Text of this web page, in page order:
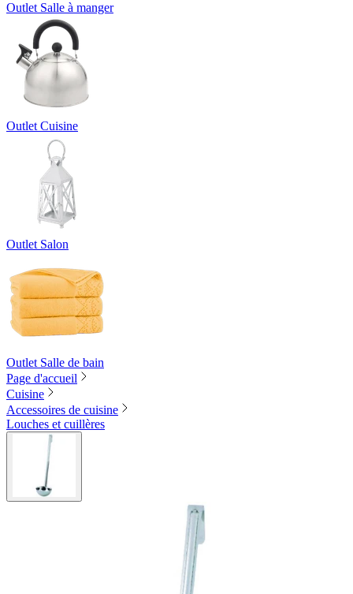
Outlet Salle à manger
Outlet Cuisine
Outlet Salon
Outlet Salle de bain
Page d'accueil
Cuisine
Accessoires de cuisine
Louches et cuillères